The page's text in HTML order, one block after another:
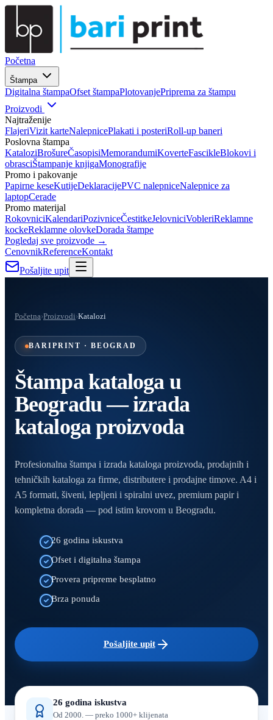
Početna
Štampa
Digitalna štampaOfset štampaPlotovanjePriprema za štampu
Proizvodi
Najtraženije
FlajeriVizit karteNalepnicePlakati i posteriRoll-up baneri
Poslovna štampa
KataloziBrošureČasopisiMemorandumiKoverteFascikleBlokovi i
obrasciŠtampanje knjigaMonografije
Promo i pakovanje
Papirne keseKutijeDeklaracijePVC nalepniceNalepnice za
laptopCerade
Promo materijal
RokovniciKalendariPozivniceČestitkeJelovniciVobleriReklamne
kockeReklamne olovkeDorada štampe
Pogledaj sve proizvode →
CenovnikReferenceKontakt
Pošaljite upit
Početna›Proizvodi›Katalozi
BARIPRINT · BEOGRAD
Štampa kataloga u
Beogradu — izrada
kataloga proizvoda
Profesionalna štampa i izrada kataloga proizvoda, prodajnih i
tehničkih kataloga za firme, distributere i prodajne timove. A4 i
A5 formati, šiveni, lepljeni i spiralni uvez, premium papir i
kompletna dorada — pod istim krovom u Beogradu.
26 godina iskustva
Ofset i digitalna štampa
Provera pripreme besplatno
Brza ponuda
Pošaljite upit
26 godina iskustva
Od 2000. — preko 1000+ klijenata